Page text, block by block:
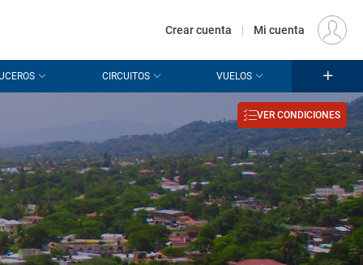
EUR
Crear cuenta | Mi cuenta
CIRCUITOS VUELOS
VER CONDICIONES